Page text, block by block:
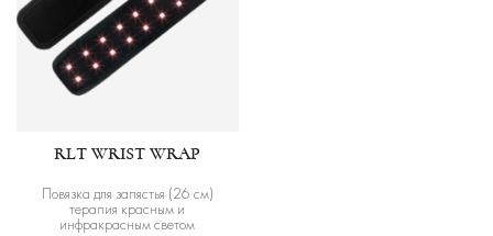
RLT WRIST WRAP
Повязка для запястья (26 см)
терапия красным и
инфракрасным светом